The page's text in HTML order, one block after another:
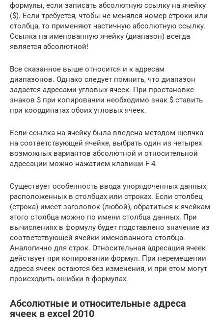
формулы, если записать абсолютную ссылку на ячейку
($). Если требуется, чтобы не менялся номер строки или
столбца, то применяют частичную абсолютную ссылку.
Ссылка на именованную ячейку (диапазон) всегда
является абсолютной!
Все сказанное выше относится и к адресам
диапазонов. Однако следует помнить, что диапазон
задается адресами угловых ячеек. При простановке
знаков $ при копировании необходимо знак $ ставить
при координатах обоих угловых ячеек.
Если ссылка на ячейку была введена методом щелчка
на соответствующей ячейке, выбрать один из четырех
возможных вариантов абсолютной и относительной
адресации можно нажатием клавиши F 4.
Существует особенность ввода упорядоченных данных,
расположенных в столбцах или строках. Если столбец
(строка) имеет заголовок (любой), обратиться к ячейкам
этого столбца можно по имени столбца данных. При
вычислениях в формулу будет подставлено значение из
соответствующей ячейки именованного столбца.
Аналогично для строк. Относительная адресация ячеек
действует при копировании формул. При перемещении
адреса ячеек остаются без изменения, и при этом могут
происходить ошибки в формулах.
Абсолютные и относительные адреса
ячеек в excel 2010